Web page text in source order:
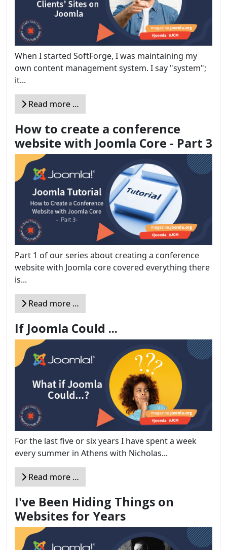
When I started SoftForge, I was maintaining my
own content management system. I say "system";
it...
Read more …
How to create a conference
website with Joomla Core - Part 3
Part 1 of our series about creating a conference
website with Joomla core covered everything there
is...
Read more …
If Joomla Could ...
For the last five or six years I have spent a week
every summer in Athens with Nicholas...
Read more …
I've Been Hiding Things on
Websites for Years